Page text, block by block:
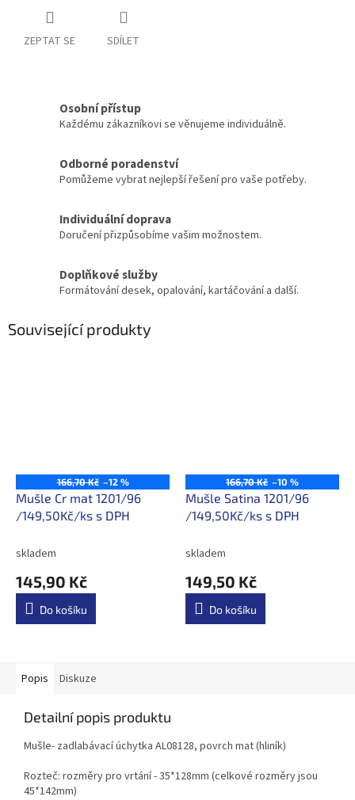
ZEPTAT SE SDÍLET
Osobní přístup
Každému zákazníkovi se věnujeme individuálně.
Odborné poradenství
Pomůžeme vybrat nejlepší řešení pro vaše potřeby.
Individuální doprava
Doručení přizpůsobíme vašim možnostem.
Doplňkové služby
Formátování desek, opalování, kartáčování a další.
Související produkty
166,70 Kč –12 %
Mušle Cr mat 1201/96
/149,50Kč/ks s DPH
skladem
145,90 Kč
Do košíku
166,70 Kč –10 %
Mušle Satina 1201/96
/149,50Kč/ks s DPH
skladem
149,50 Kč
Do košíku
Popis Diskuze
Detailní popis produktu
Mušle- zadlabávací úchytka AL08128, povrch mat (hliník)
Rozteč: rozměry pro vrtání - 35*128mm (celkové rozměry jsou
45*142mm)